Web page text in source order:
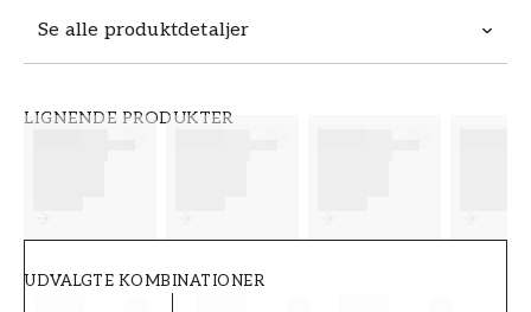
Se alle produktdetaljer
LIGNENDE PRODUKTER
UDVALGTE KOMBINATIONER